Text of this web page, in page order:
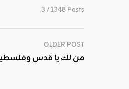
3 / 1348 Posts
OLDER POST
من لك يا قدس وفلسطين